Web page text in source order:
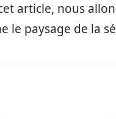
article, nous
le paysage de la